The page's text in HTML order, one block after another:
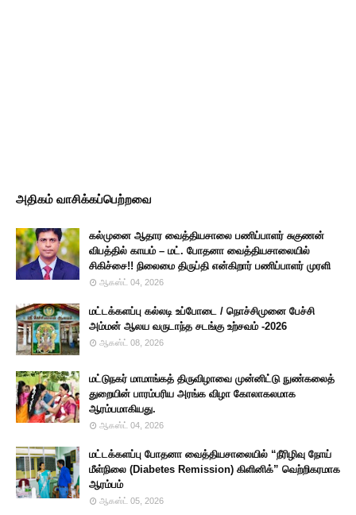
அதிகம் வாசிக்கப்பெற்றவை
கல்முனை ஆதார வைத்தியசாலை பணிப்பாளர் சுகுணன்
விபத்தில் காயம் – மட். போதனா வைத்தியசாலையில்
சிகிச்சை!! நிலைமை திருப்தி என்கிறார் பணிப்பாளர் முரளி
ஆகஸ்ட் 04, 2026
மட்டக்களப்பு கல்லடி உப்போடை / நொச்சிமுனை பேச்சி
அம்மன் ஆலய வருடாந்த சடங்கு உற்சவம் -2026
ஆகஸ்ட் 08, 2026
மட்டுநகர் மாமாங்கத் திருவிழாவை முன்னிட்டு நுண்கலைத்
துறையின் பாரம்பரிய அரங்க விழா கோலாகலமாக
ஆரம்பமாகியது.
ஆகஸ்ட் 04, 2026
மட்டக்களப்பு போதனா வைத்தியசாலையில் “நீரிழிவு நோய்
மீள்நிலை (Diabetes Remission) கிளினிக்” வெற்றிகரமாக
ஆரம்பம்
ஆகஸ்ட் 05, 2026